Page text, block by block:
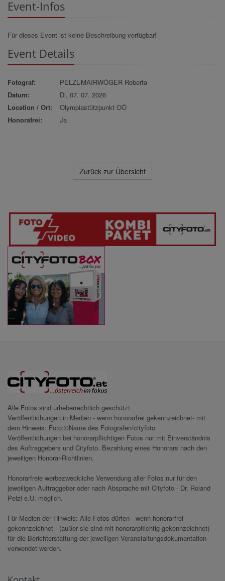
Event-Infos
Für dieses Event ist keine Beschreibung verfügbar!
Event Details
Fotograf:
PELZL-MAIRWÖGER Roberta
Datum:
Di, 07. 07. 2026
Location / Ort:
Olympiastützpunkt OÖ
Honorafrei:
Ja
Zurück zur Übersicht
Alle Fotos sind urheberrechtlich geschützt.
Veröffentlichungen in Medien - wenn honorarfrei gekennzeichnet- mit
dem Hinweis: Foto:©Name des Fotografen/cityfoto
Veröffentlichungen bei honorarpflichtigen Fotos nur mit Einverständnis
des Auftraggebers und Cityfoto. Bezahlung eines Honorars nach den
jeweiligen Honorar-Richtlinien.
Honorarfreie werbezweckliche Verwendung aller Fotos nur für den
jeweiligen Auftraggeber oder nach Absprache mit Cityfoto - Dr. Roland
Pelzl e.U. möglich.
Für Medien der Hinweis: Alle Fotos dürfen - wenn honorarfrei
gekennzeichnet - (außer sie sind mit honorarpflichtig gekennzeichnet)
für die Berichterstattung der jeweiligen Veranstaltungsdokumentation
verwendet werden.